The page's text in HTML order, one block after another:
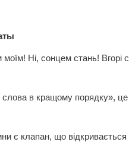
Ні, сонцем стань! Вгорі
слова в кращому порядку»,
є клапан, що відкривається